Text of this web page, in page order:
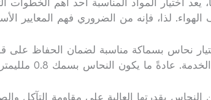
لذا، فإنه من الضروري فهم المعايير
نحاس بسماكة مناسبة لضمان الحفاظ على
إلى 1 ملليمتر هو الأكثر شيوعًا في التطبيقات السكنية.
من النحاس بقدرتها العالية على مقاومة